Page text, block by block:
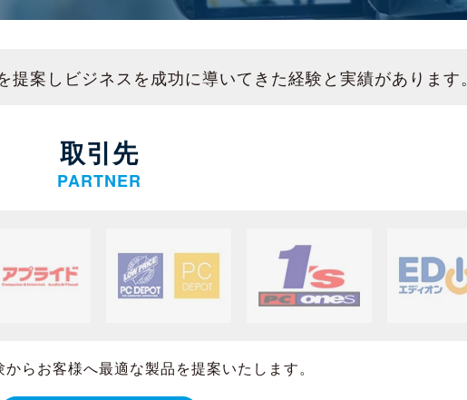
案しビジネスを成功に導いてきた経験と実績があります。
取引先
PARTNER
らお客様へ最適な製品を提案いたします。